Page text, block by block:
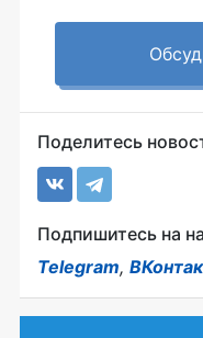
Поделитесь
Подпишитесь на
Telegram,